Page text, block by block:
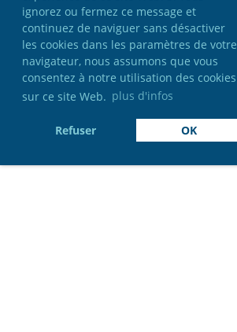
ignorez ou fermez ce message et
continuez de naviguer sans désactiver
les cookies dans les paramètres de votre
navigateur, nous assumons que vous
consentez à notre utilisation des cookies
sur ce site Web. plus d'infos
Refuser OK